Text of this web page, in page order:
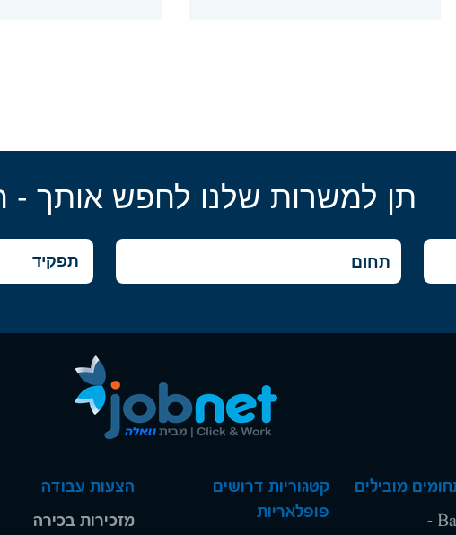
תן למשרות שלנו לחפש אותך -
מובילים
Back Office -
קטגוריות דרושים
פופלאריות
הצעות עבודה
מזכירות בכירה